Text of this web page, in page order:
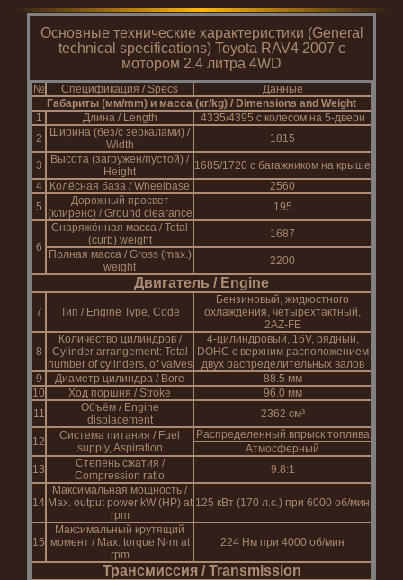
Основные технические характеристики (General
technical specifications) Toyota RAV4 2007 с
мотором 2.4 литра 4WD
№ Спецификация / Specs
Данные
Габариты (мм/mm) и масса (кг/kg) / Dimensions and Weight
1
Длина / Length
4335/4395 с колесом на 5-двери
2
Ширина (без/с зеркалами) /
Width
1815
3
Высота (загружен/пустой) /
Height
1685/1720 с багажником на крыше
4
Колёсная база / Wheelbase
2560
5
Дорожный просвет
(клиренс) / Ground clearance
195
6
Снаряжённая масса / Total
(curb) weight
1687
Полная масса / Gross (max.)
weight
2200
Двигатель / Engine
7 Тип / Engine Type, Code
Бензиновый, жидкостного
охлаждения, четырехтактный,
2AZ-FE
8
Количество цилиндров /
Cylinder arrangement: Total
number of cylinders, of valves
4-цилиндровый, 16V, рядный,
DOHC с верхним расположением
двух распределительных валов
9
Диаметр цилиндра / Bore
88.5 мм
10
Ход поршня / Stroke
96.0 мм
11
Объём / Engine
displacement
2362 см³
12
Система питания / Fuel
supply, Aspiration
Распределенный впрыск топлива
Атмосферный
13
Степень сжатия /
Compression ratio
9.8:1
14
Максимальная мощность /
Max. output power kW (HP) at
rpm
125 кВт (170 л.с.) при 6000 об/мин
15
Максимальный крутящий
момент / Max. torque N·m at
rpm
224 Нм при 4000 об/мин
Трансмиссия / Transmission